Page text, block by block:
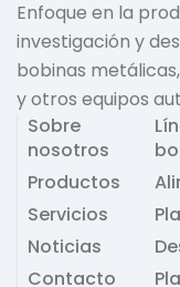
Enfoque en la
investigación y
bobinas
y otros equipos
Sobre
nosotros
Productos
Servicios
Noticias
Contacto